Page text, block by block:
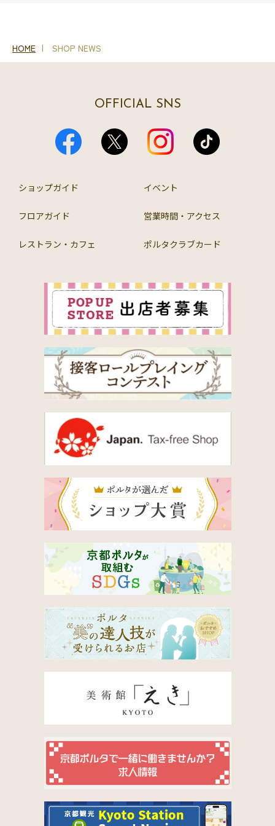
HOME SHOP NEWS
OFFICIAL SNS
ショップガイド イベント
フロアガイド 営業時間・アクセス
レストラン・カフェ ポルタクラブカード